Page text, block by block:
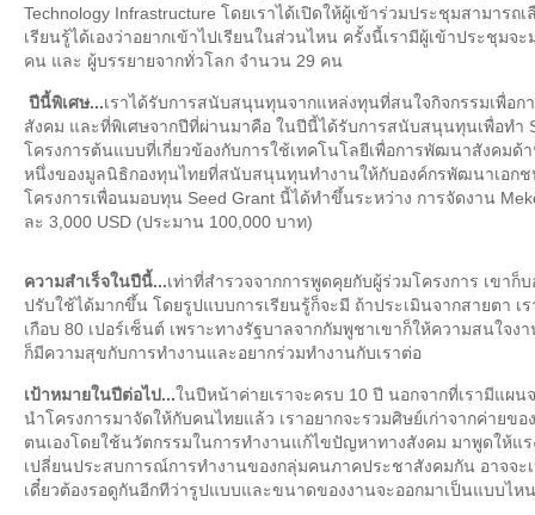
Technology Infrastructure โดยเราได้เปิดให้ผู้เข้าร่วมประชุมสามารถ
เรียนรู้ได้เองว่าอยากเข้าไปเรียนในส่วนไหน ครั้งนี้เรามีผู้เข้าประชุมจ
คน และ ผู้บรรยายจากทั่วโลก จำนวน 29 คน
ปีนี้พิเศษ...เราได้รับการสนับสนุนทุนจากแหล่งทุนที่สนใจกิจกรรมเพื่อ
สังคม และที่พิเศษจากปีที่ผ่านมาคือ ในปีนี้ได้รับการสนับสนุนทุนเพื่อทำ
โครงการต้นแบบที่เกี่ยวข้องกับการใช้เทคโนโลยีเพื่อการพัฒนาสังคม
หนึ่งของมูลนิธิกองทุนไทยที่สนับสนุนทุนทำงานให้กับองค์กรพัฒนาเอกช
โครงการเพื่อนมอบทุน Seed Grant นี้ได้ทำขึ้นระหว่าง การจัดงาน
ละ 3,000 USD (ประมาน 100,000 บาท)
ความสำเร็จในปีนี้...เท่าที่สำรวจจากการพูดคุยกับผู้ร่วมโครงการ เขาก็
ปรับใช้ได้มากขึ้น โดยรูปแบบการเรียนรู้ก็จะมี ถ้าประเมินจากสายตา เ
เกือบ 80 เปอร์เซ็นต์ เพราะทางรัฐบาลจากกัมพูชาเขาก็ให้ความสนใจ
ก็มีความสุขกับการทำงานและอยากร่วมทำงานกับเราต่อ
เป้าหมายในปีต่อไป...ในปีหน้าค่ายเราจะครบ 10 ปี นอกจากที่เรามีแผ
นำโครงการมาจัดให้กับคนไทยแล้ว เราอยากจะรวมศิษย์เก่าจากค่ายข
ตนเองโดยใช้นวัตกรรมในการทำงานแก้ไขปัญหาทางสังคม มาพูดให้แ
เปลี่ยนประสบการณ์การทำงานของกลุ่มคนภาคประชาสังคมกัน อาจจะ
เดี๋ยวต้องรอดูกันอีกทีว่ารูปแบบและขนาดของงานจะออกมาเป็นแบบไหน